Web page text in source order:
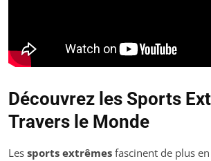
Découvrez les Sports
Travers le Monde
Les sports extrêmes fascinent de plus